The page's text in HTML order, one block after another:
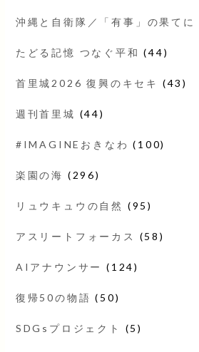
沖縄と自衛隊／「有事」の果てに
たどる記憶 つなぐ平和 (44)
首里城2026 復興のキセキ (43)
週刊首里城 (44)
#IMAGINEおきなわ (100)
楽園の海 (296)
リュウキュウの自然 (95)
アスリートフォーカス (58)
AIアナウンサー (124)
復帰50の物語 (50)
SDGsプロジェクト (5)